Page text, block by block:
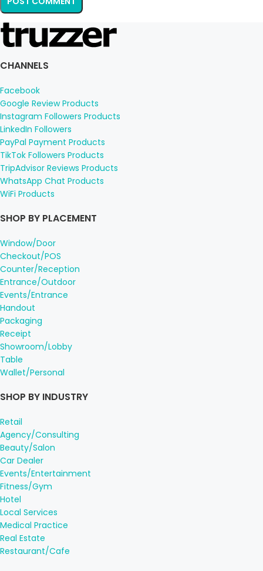
CHANNELS
Facebook
Google Review Products
Instagram Followers Products
LinkedIn Followers
PayPal Payment Products
TikTok Followers Products
TripAdvisor Reviews Products
WhatsApp Chat Products
WiFi Products
SHOP BY PLACEMENT
Window/Door
Checkout/POS
Counter/Reception
Entrance/Outdoor
Events/Entrance
Handout
Packaging
Receipt
Showroom/Lobby
Table
Wallet/Personal
SHOP BY INDUSTRY
Retail
Agency/Consulting
Beauty/Salon
Car Dealer
Events/Entertainment
Fitness/Gym
Hotel
Local Services
Medical Practice
Real Estate
Restaurant/Cafe